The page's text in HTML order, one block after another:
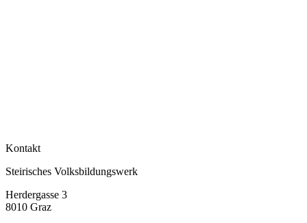
Kontakt
Steirisches Volksbildungswerk
Herdergasse 3
8010 Graz